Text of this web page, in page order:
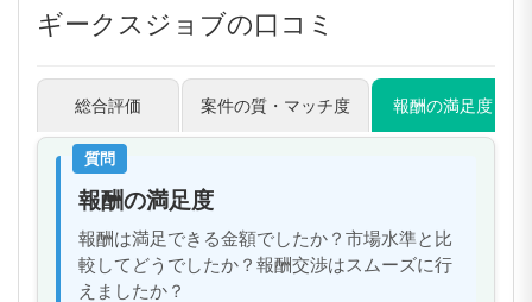
ギークスジョブの口コミ
総合評価 案件の質・マッチ度 報酬の満足度
質問
報酬の満足度
報酬は満足できる金額でしたか？市場水準と比
較してどうでしたか？報酬交渉はスムーズに行
えましたか？